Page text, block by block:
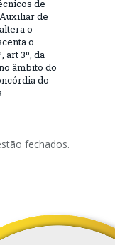
de
de
o
o
art 3º, da
âmbito do
do
fechados.